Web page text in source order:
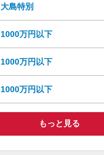
大島特別
1000万円以下
1000万円以下
1000万円以下
もっと見る